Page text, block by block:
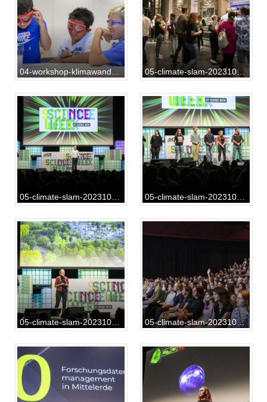
04-workshop-klimawandel-20231013-RF-01-092 05-climate-slam-20231013-SG-02-007
05-climate-slam-20231013-SG-02-022 05-climate-slam-20231013-SG-02-023
05-climate-slam-20231013-SG-02-034 05-climate-slam-20231013-SG-02-043